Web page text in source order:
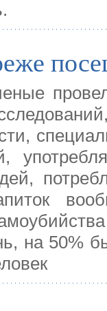
на 50%